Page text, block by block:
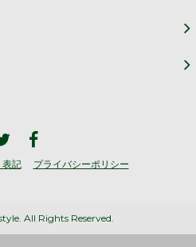
記 プライバシーポリシー
All Rights Reserved.